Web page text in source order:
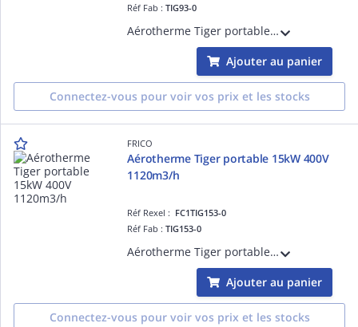
Réf Fab :TIG93-0
Aérotherme Tiger portable 9kW, alimentation triphasée 400V 720m3/h
Ajouter au panier
Connectez-vous pour voir vos prix et les stocks
FRICO
Aérotherme Tiger portable 15kW 400V
1120m3/h
Réf Rexel : FC1TIG153-0
Réf Fab :TIG153-0
Aérotherme Tiger portable 15kW, alimentation triphasée 400V 1120m3/h
Ajouter au panier
Connectez-vous pour voir vos prix et les stocks